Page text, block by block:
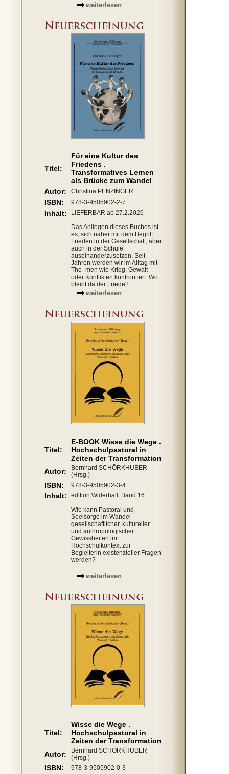
weiterlesen
Titel:
Für eine Kultur des
Friedens .
Transformatives Lernen
als Brücke zum Wandel
Autor:
Christina PENZINGER
ISBN: 978-3-9505902-2-7
Inhalt:
LIEFERBAR ab 27.2.2026
Das Anliegen dieses Buches ist
es, sich näher mit dem Begriff
Frieden in der Gesellschaft, aber
auch in der Schule
auseinanderzusetzen. Seit
Jahren werden wir im Alltag mit
The- men wie Krieg, Gewalt
oder Konflikten konfrontiert. Wo
bleibt da der Friede?
weiterlesen
Titel:
E-BOOK Wisse die Wege .
Hochschulpastoral in
Zeiten der Transformation
Autor:
Bernhard SCHÖRKHUBER
(Hrsg.)
ISBN: 978-3-9505902-3-4
Inhalt:
edition Widerhall, Band 16
Wie kann Pastoral und
Seelsorge im Wandel
gesellschaftlicher, kultureller
und anthropologischer
Gewissheiten im
Hochschulkontext zur
Begleiterin existenzieller Fragen
werden?
weiterlesen
Titel:
Wisse die Wege .
Hochschulpastoral in
Zeiten der Transformation
Autor:
Bernhard SCHÖRKHUBER
(Hrsg.)
ISBN: 978-3-9505902-0-3